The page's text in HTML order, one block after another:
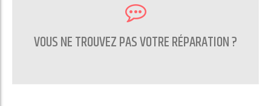
VOUS NE TROUVEZ PAS VOTRE RÉPARATION ?
CONTACTEZ NOUS